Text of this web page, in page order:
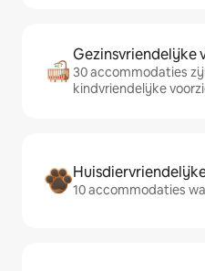
Gezinsvriendelijke
30 accommodaties
kindvriendelijke
10 accommodaties